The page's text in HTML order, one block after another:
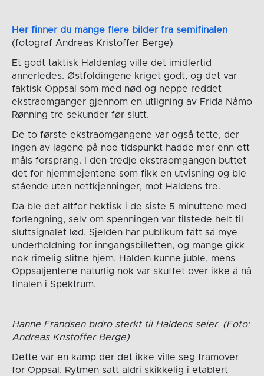
Her finner du mange flere bilder fra semifinalen
(fotograf Andreas Kristoffer Berge)
Et godt taktisk Haldenlag ville det imidlertid
annerledes. Østfoldingene kriget godt, og det var
faktisk Oppsal som med nød og neppe reddet
ekstraomganger gjennom en utligning av Frida Nåmo
Rønning tre sekunder før slutt.
De to første ekstraomgangene var også tette, der
ingen av lagene på noe tidspunkt hadde mer enn ett
måls forsprang. I den tredje ekstraomgangen buttet
det for hjemmejentene som fikk en utvisning og ble
stående uten nettkjenninger, mot Haldens tre.
Da ble det altfor hektisk i de siste 5 minuttene med
forlengning, selv om spenningen var tilstede helt til
sluttsignalet lød. Sjelden har publikum fått så mye
underholdning for inngangsbilletten, og mange gikk
nok rimelig slitne hjem. Halden kunne juble, mens
Oppsaljentene naturlig nok var skuffet over ikke å nå
finalen i Spektrum.
Hanne Frandsen bidro sterkt til Haldens seier. (Foto:
Andreas Kristoffer Berge)
Dette var en kamp der det ikke ville seg framover
for Oppsal. Rytmen satt aldri skikkelig i etablert